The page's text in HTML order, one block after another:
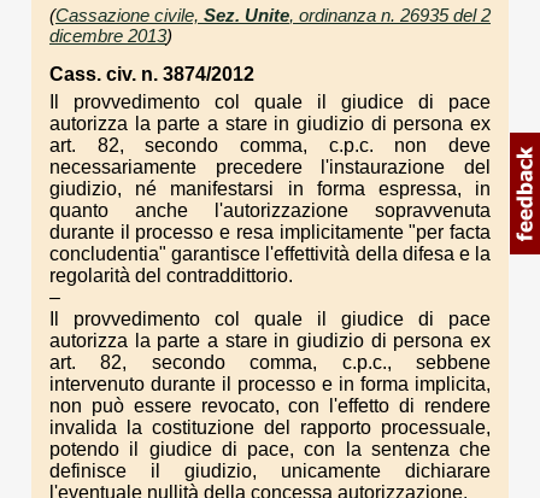
(Cassazione civile, Sez. Unite, ordinanza n. 26935 del 2
dicembre 2013)
Cass. civ. n. 3874/2012
Il provvedimento col quale il giudice di pace
autorizza la parte a stare in giudizio di persona ex
art. 82, secondo comma, c.p.c. non deve
necessariamente precedere l'instaurazione del
giudizio, né manifestarsi in forma espressa, in
quanto anche l'autorizzazione sopravvenuta
durante il processo e resa implicitamente "per facta
concludentia" garantisce l'effettività della difesa e la
regolarità del contraddittorio.
–
Il provvedimento col quale il giudice di pace
autorizza la parte a stare in giudizio di persona ex
art. 82, secondo comma, c.p.c., sebbene
intervenuto durante il processo e in forma implicita,
non può essere revocato, con l'effetto di rendere
invalida la costituzione del rapporto processuale,
potendo il giudice di pace, con la sentenza che
definisce il giudizio, unicamente dichiarare
l'eventuale nullità della concessa autorizzazione.